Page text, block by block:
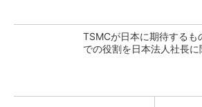
TSMCが日本に期待する
での役割を日本法人社長に